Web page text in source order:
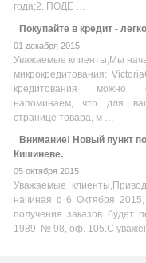
года;2. ПОДЕ …
Покупайте в кредит -
01 декабря 2015
Уважаемые клиенты,Мы
микрокредитования:
кредитования можно
напоминаем, что для
странице товара, м …
Внимание! Новый пункт
Кишиневе.
05 октября 2015
Уважаемые
начиная с 6 Октября
получения заказов будет
1989, № 98, оф. 105.С